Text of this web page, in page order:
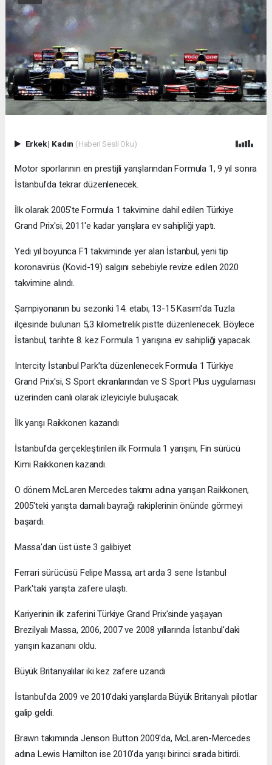
Erkek| Kadın (Haberi Sesli Oku)
Motor sporlarının en prestijli yarışlarından Formula 1, 9 yıl sonra
İstanbul'da tekrar düzenlenecek.
İlk olarak 2005'te Formula 1 takvimine dahil edilen Türkiye
Grand Prix'si, 2011'e kadar yarışlara ev sahipliği yaptı.
Yedi yıl boyunca F1 takviminde yer alan İstanbul, yeni tip
koronavirüs (Kovid-19) salgını sebebiyle revize edilen 2020
takvimine alındı.
Şampiyonanın bu sezonki 14. etabı, 13-15 Kasım'da Tuzla
ilçesinde bulunan 5,3 kilometrelik pistte düzenlenecek. Böylece
İstanbul, tarihte 8. kez Formula 1 yarışına ev sahipliği yapacak.
Intercity İstanbul Park’ta düzenlenecek Formula 1 Türkiye
Grand Prix'si, S Sport ekranlarından ve S Sport Plus uygulaması
üzerinden canlı olarak izleyiciyle buluşacak.
İlk yarışı Raikkonen kazandı
İstanbul'da gerçekleştirilen ilk Formula 1 yarışını, Fin sürücü
Kimi Raikkonen kazandı.
O dönem McLaren Mercedes takımı adına yarışan Raikkonen,
2005'teki yarışta damalı bayrağı rakiplerinin önünde görmeyi
başardı.
Massa'dan üst üste 3 galibiyet
Ferrari sürücüsü Felipe Massa, art arda 3 sene İstanbul
Park'taki yarışta zafere ulaştı.
Kariyerinin ilk zaferini Türkiye Grand Prix'sinde yaşayan
Brezilyalı Massa, 2006, 2007 ve 2008 yıllarında İstanbul'daki
yarışın kazananı oldu.
Büyük Britanyalılar iki kez zafere uzandı
İstanbul'da 2009 ve 2010'daki yarışlarda Büyük Britanyalı pilotlar
galip geldi.
Brawn takımında Jenson Button 2009'da, McLaren-Mercedes
adına Lewis Hamilton ise 2010'da yarışı birinci sırada bitirdi.